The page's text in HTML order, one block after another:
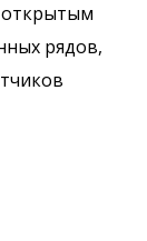
открытым
рядов,